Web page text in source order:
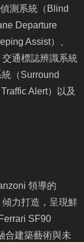
測系統（ Blind
Departure
Assist）、
交通標誌辨識系統
（Surround
Alert）以及
領導的
傾力打造，呈現鮮
Ferrari SF90
合建築藝術與未